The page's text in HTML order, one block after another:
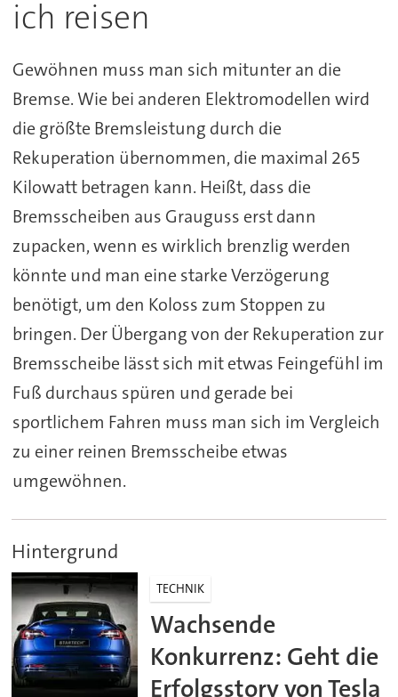
ich reisen
Gewöhnen muss man sich mitunter an die
Bremse. Wie bei anderen Elektromodellen wird
die größte Bremsleistung durch die
Rekuperation übernommen, die maximal 265
Kilowatt betragen kann. Heißt, dass die
Bremsscheiben aus Grauguss erst dann
zupacken, wenn es wirklich brenzlig werden
könnte und man eine starke Verzögerung
benötigt, um den Koloss zum Stoppen zu
bringen. Der Übergang von der Rekuperation zur
Bremsscheibe lässt sich mit etwas Feingefühl im
Fuß durchaus spüren und gerade bei
sportlichem Fahren muss man sich im Vergleich
zu einer reinen Bremsscheibe etwas
umgewöhnen.
Hintergrund
TECHNIK
Wachsende
Konkurrenz: Geht die
Erfolgsstory von Tesla